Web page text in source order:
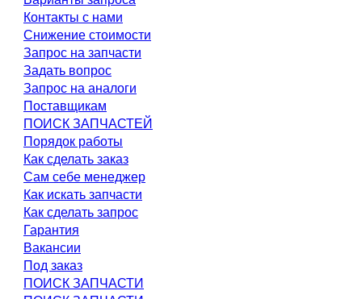
Контакты с нами
Снижение стоимости
Запрос на запчасти
Задать вопрос
Запрос на аналоги
Поставщикам
ПОИСК ЗАПЧАСТЕЙ
Порядок работы
Как сделать заказ
Сам себе менеджер
Как искать запчасти
Как сделать запрос
Гарантия
Вакансии
Под заказ
ПОИСК ЗАПЧАСТИ